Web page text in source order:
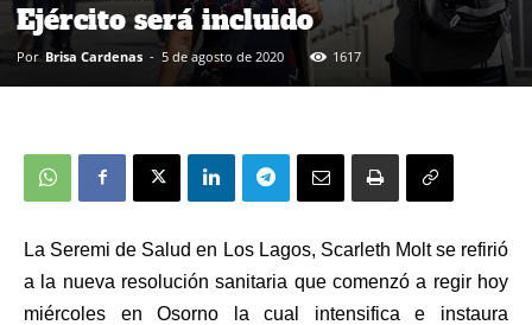
Ejército será incluido
Por Brisa Cardenas - 5 de agosto de 2020 1617
La Seremi de Salud en Los Lagos, Scarleth Molt se refirió
a la nueva resolución sanitaria que comenzó a regir hoy
miércoles en Osorno la cual intensifica e instaura